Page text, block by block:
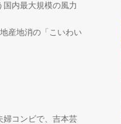
内最大規模の風力
産地消の「こいわい
婦コンビで、吉本芸